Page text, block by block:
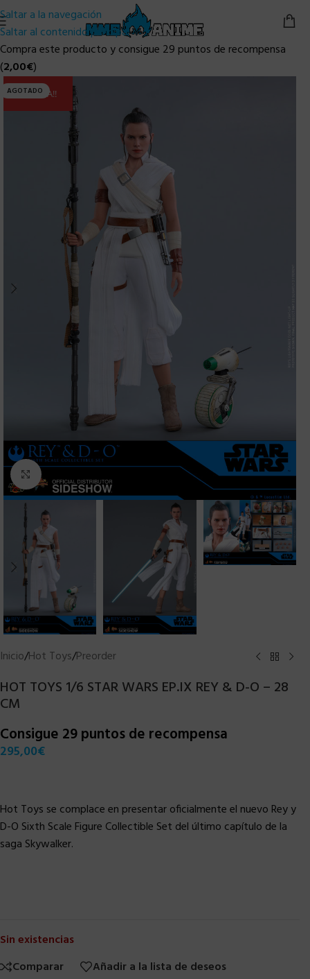
Saltar a la navegación
Saltar al contenido principal
Compra este producto y consigue 29 puntos de recompensa
(2,00€)
AGOTADO
ULTIMA!!
Clic para ampliar
Inicio/Hot Toys/Preorder
HOT TOYS 1/6 STAR WARS EP.IX REY & D-O – 28
CM
Consigue 29 puntos de recompensa
295,00€
Hot Toys se complace en presentar oficialmente el nuevo Rey y
D-O Sixth Scale Figure Collectible Set del último capítulo de la
saga Skywalker.
Sin existencias
Comparar
Añadir a la lista de deseos